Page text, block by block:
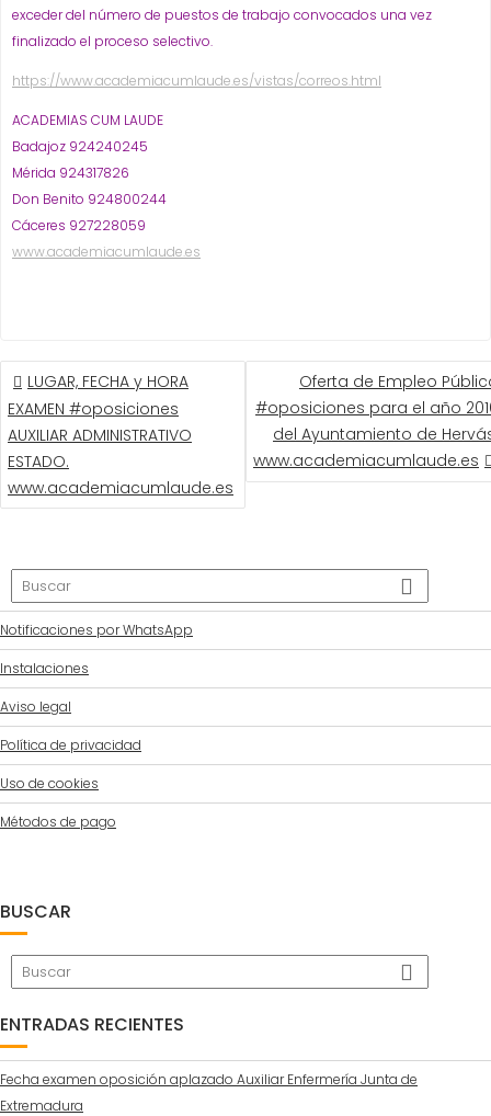
exceder del número de puestos de trabajo convocados una vez
finalizado el proceso selectivo.
https://www.academiacumlaude.es/vistas/correos.html
ACADEMIAS CUM LAUDE
Badajoz 924240245
Mérida 924317826
Don Benito 924800244
Cáceres 927228059
www.academiacumlaude.es
NAVEGACIÓN
DE
ENTRADAS
LUGAR, FECHA y HORA
EXAMEN #oposiciones
AUXILIAR ADMINISTRATIVO
ESTADO.
www.academiacumlaude.es
Oferta de Empleo
#oposiciones para el año
del Ayuntamiento de
www.academiacumlaude.es
Notificaciones por WhatsApp
Instalaciones
Aviso legal
Política de privacidad
Uso de cookies
Métodos de pago
BUSCAR
ENTRADAS RECIENTES
Fecha examen oposición aplazado Auxiliar Enfermería Junta de
Extremadura